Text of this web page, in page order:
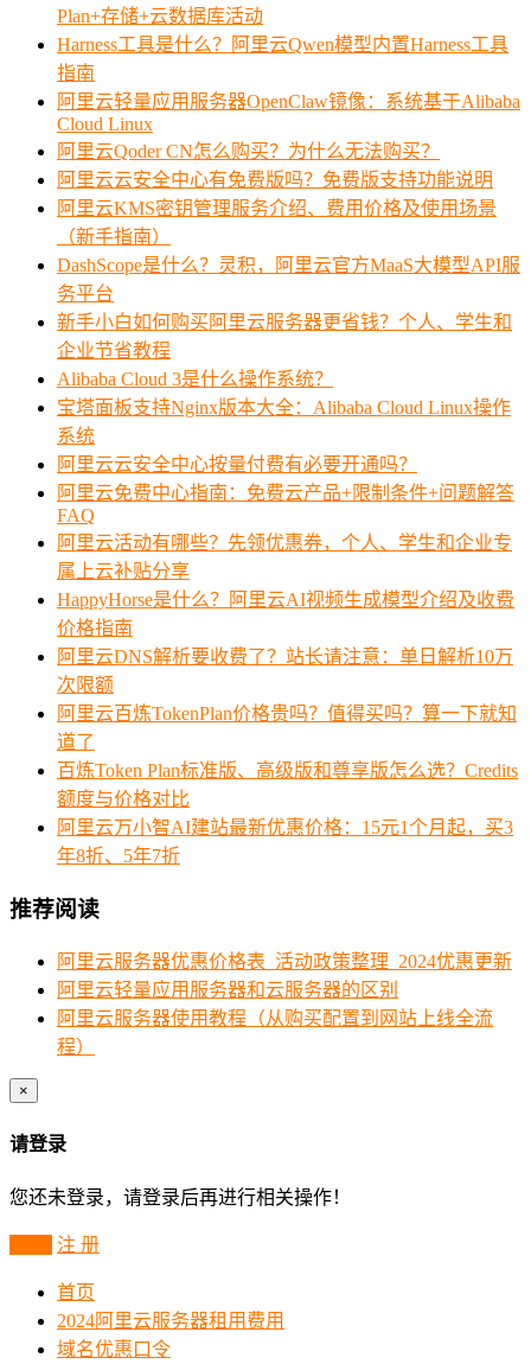
Plan+存储+云数据库活动
Harness工具是什么？阿里云Qwen模型内置Harness工具
指南
阿里云轻量应用服务器OpenClaw镜像：系统基于Alibaba
Cloud Linux
阿里云Qoder CN怎么购买？为什么无法购买？
阿里云云安全中心有免费版吗？免费版支持功能说明
阿里云KMS密钥管理服务介绍、费用价格及使用场景
（新手指南）
DashScope是什么？灵积，阿里云官方MaaS大模型API服
务平台
新手小白如何购买阿里云服务器更省钱？个人、学生和
企业节省教程
Alibaba Cloud 3是什么操作系统？
宝塔面板支持Nginx版本大全：Alibaba Cloud Linux操作
系统
阿里云云安全中心按量付费有必要开通吗？
阿里云免费中心指南：免费云产品+限制条件+问题解答
FAQ
阿里云活动有哪些？先领优惠券，个人、学生和企业专
属上云补贴分享
HappyHorse是什么？阿里云AI视频生成模型介绍及收费
价格指南
阿里云DNS解析要收费了？站长请注意：单日解析10万
次限额
阿里云百炼TokenPlan价格贵吗？值得买吗？算一下就知
道了
百炼Token Plan标准版、高级版和尊享版怎么选？Credits
额度与价格对比
阿里云万小智AI建站最新优惠价格：15元1个月起，买3
年8折、5年7折
推荐阅读
阿里云服务器优惠价格表_活动政策整理_2024优惠更新
阿里云轻量应用服务器和云服务器的区别
阿里云服务器使用教程（从购买配置到网站上线全流
程）
×
请登录
您还未登录，请登录后再进行相关操作！
注 册
首页
2024阿里云服务器租用费用
域名优惠口令